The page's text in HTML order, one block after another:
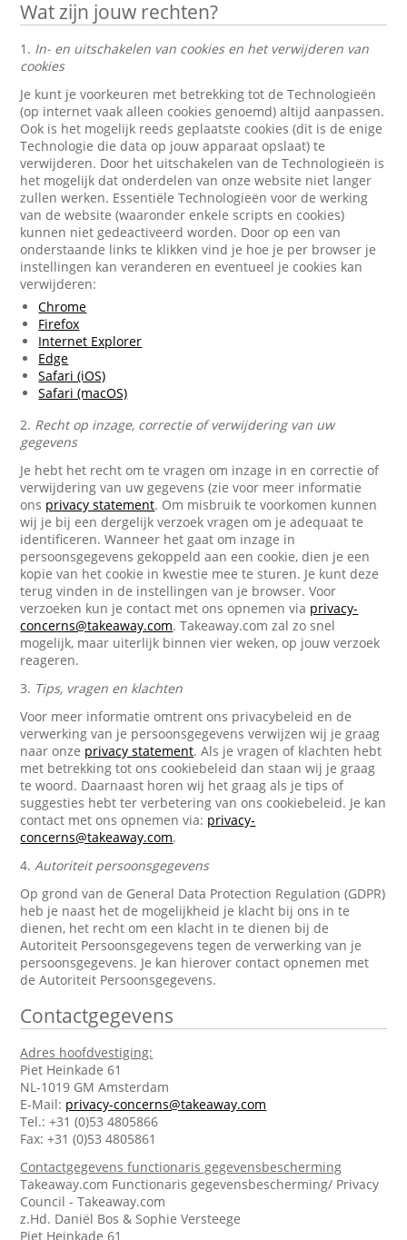
Wat zijn jouw rechten?
1. In- en uitschakelen van cookies en het verwijderen van
cookies
Je kunt je voorkeuren met betrekking tot de Technologieën
(op internet vaak alleen cookies genoemd) altijd aanpassen.
Ook is het mogelijk reeds geplaatste cookies (dit is de enige
Technologie die data op jouw apparaat opslaat) te
verwijderen. Door het uitschakelen van de Technologieën is
het mogelijk dat onderdelen van onze website niet langer
zullen werken. Essentiële Technologieën voor de werking
van de website (waaronder enkele scripts en cookies)
kunnen niet gedeactiveerd worden. Door op een van
onderstaande links te klikken vind je hoe je per browser je
instellingen kan veranderen en eventueel je cookies kan
verwijderen:
Chrome
Firefox
Internet Explorer
Edge
Safari (iOS)
Safari (macOS)
2. Recht op inzage, correctie of verwijdering van uw
gegevens
Je hebt het recht om te vragen om inzage in en correctie of
verwijdering van uw gegevens (zie voor meer informatie
ons privacy statement. Om misbruik te voorkomen kunnen
wij je bij een dergelijk verzoek vragen om je adequaat te
identificeren. Wanneer het gaat om inzage in
persoonsgegevens gekoppeld aan een cookie, dien je een
kopie van het cookie in kwestie mee te sturen. Je kunt deze
terug vinden in de instellingen van je browser. Voor
verzoeken kun je contact met ons opnemen via privacy-
concerns@takeaway.com. Takeaway.com zal zo snel
mogelijk, maar uiterlijk binnen vier weken, op jouw verzoek
reageren.
3. Tips, vragen en klachten
Voor meer informatie omtrent ons privacybeleid en de
verwerking van je persoonsgegevens verwijzen wij je graag
naar onze privacy statement. Als je vragen of klachten hebt
met betrekking tot ons cookiebeleid dan staan wij je graag
te woord. Daarnaast horen wij het graag als je tips of
suggesties hebt ter verbetering van ons cookiebeleid. Je kan
contact met ons opnemen via: privacy-
concerns@takeaway.com.
4.Autoriteit persoonsgegevens
Op grond van de General Data Protection Regulation (GDPR)
heb je naast het de mogelijkheid je klacht bij ons in te
dienen, het recht om een klacht in te dienen bij de
Autoriteit Persoonsgegevens tegen de verwerking van je
persoonsgegevens. Je kan hierover contact opnemen met
de Autoriteit Persoonsgegevens.
Contactgegevens
Adres hoofdvestiging:
Piet Heinkade 61
NL-1019 GM Amsterdam
E-Mail: privacy-concerns@takeaway.com
Tel.: +31 (0)53 4805866
Fax: +31 (0)53 4805861
Contactgegevens functionaris gegevensbescherming
Takeaway.com Functionaris gegevensbescherming/ Privacy
Council - Takeaway.com
z.Hd. Daniël Bos & Sophie Versteege
Piet Heinkade 61